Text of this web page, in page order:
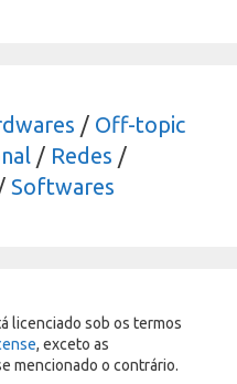
/ Off-topic
/ Redes /
Softwares
licenciado sob os termos
, exceto as
mencionado o contrário.